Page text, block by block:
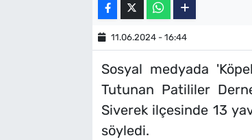
11.06.2024 - 16:44
Sosyal medyada
Tutunan Patililer
Siverek ilçesinde 13
söyledi.